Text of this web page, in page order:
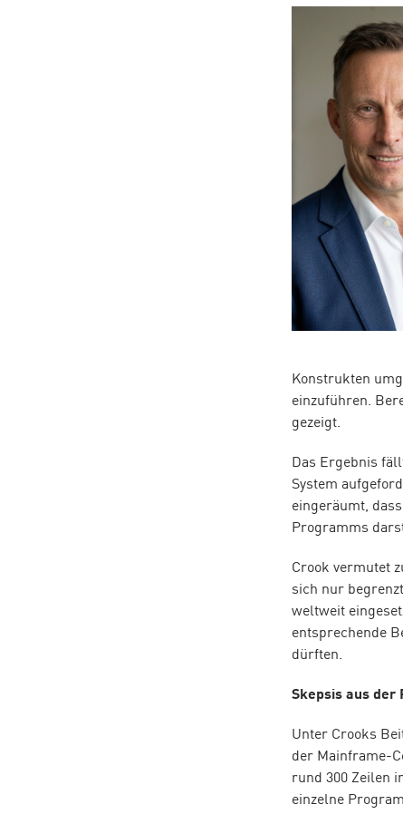
Konstrukten
einzuführen.
gezeigt.
Das Ergebnis
System
eingeräumt,
Programms
Crook vermutet
sich nur
weltweit
entsprechende
dürften.
Skepsis aus der
Unter Crooks
der Mainframe-
rund 300 Zeilen
einzelne